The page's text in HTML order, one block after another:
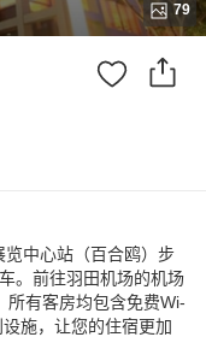
79
中心站（百合鸥）步
。前往羽田机场的机场
所有客房均包含免费Wi-
施，让您的住宿更加